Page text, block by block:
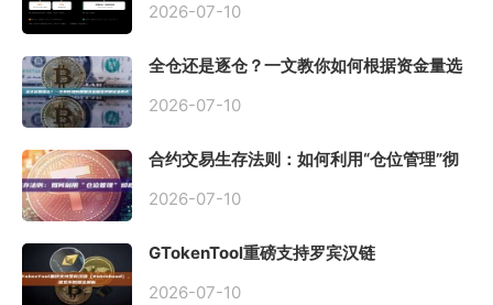
2026-07-10
全仓还是逐仓？一文教你如何根据资金量选
2026-07-10
合约交易生存法则：如何利用“仓位管理”彻
2026-07-10
GTokenTool重磅支持罗宾汉链
2026-07-10